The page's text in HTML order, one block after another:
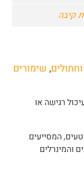
קיבה
, שימורים
רגישה או
המסייעים
והמינרלים